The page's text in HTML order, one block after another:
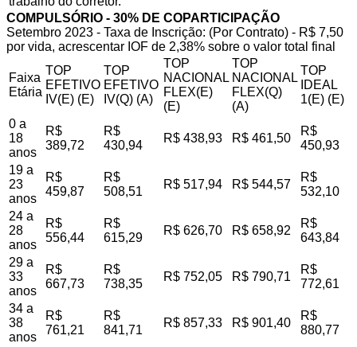
COMPULSÓRIO - 30% DE COPARTICIPAÇÃO
Setembro 2023 - Taxa de Inscrição: (Por Contrato) - R$ 7,50
por vida, acrescentar IOF de 2,38% sobre o valor total final
Faixa
Etária
TOP
EFETIVO
IV(E) (E)
TOP
EFETIVO
IV(Q) (A)
TOP
NACIONAL
FLEX(E)
(E)
TOP
NACIONAL
FLEX(Q)
(A)
TOP
IDEAL
1(E) (E)
0 a
18
anos
R$
389,72
R$
430,94
R$ 438,93 R$ 461,50
R$
450,93
19 a
23
anos
R$
459,87
R$
508,51
R$ 517,94 R$ 544,57
R$
532,10
24 a
28
anos
R$
556,44
R$
615,29
R$ 626,70 R$ 658,92
R$
643,84
29 a
33
anos
R$
667,73
R$
738,35
R$ 752,05 R$ 790,71
R$
772,61
34 a
38
anos
R$
761,21
R$
841,71
R$ 857,33 R$ 901,40
R$
880,77